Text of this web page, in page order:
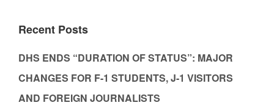
Recent Posts
DHS ENDS “DURATION OF STATUS”: MAJOR
CHANGES FOR F-1 STUDENTS, J-1 VISITORS
AND FOREIGN JOURNALISTS